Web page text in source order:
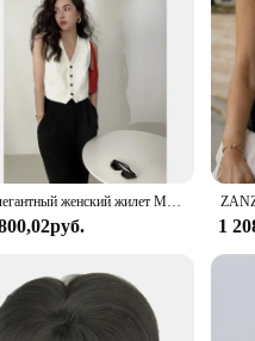
blazer offers a soft,
piece for any fashion-forward
settings.
on style, making it a staple for
It's an ideal choice for women who
can find the perfect fit,
to choice for any occasion. It's a
Элегантный женский жилет MEXZT, винтажный черный костюм, жилет, куртки, корейское белое пальто без рукавов, верхняя одежда с V-образным вырезом, топы
1